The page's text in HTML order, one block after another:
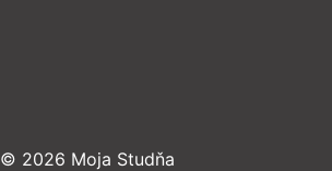
© 2026 Moja Studňa